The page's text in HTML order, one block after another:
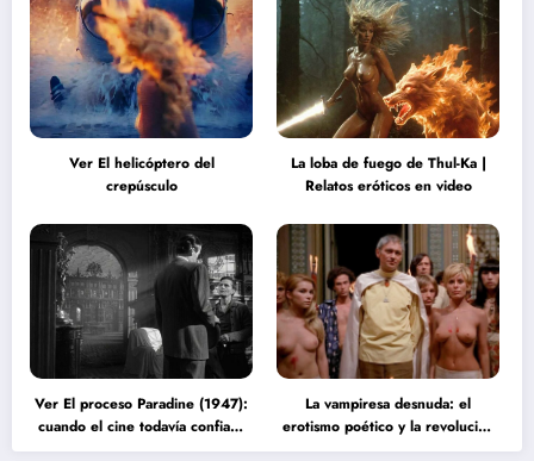
Ver El helicóptero del
crepúsculo
La loba de fuego de Thul-Ka |
Relatos eróticos en video
Ver El proceso Paradine (1947):
cuando el cine todavía confiaba
en la inteligencia del espectador
La vampiresa desnuda: el
erotismo poético y la revolución
psicodélica de Jean Rollin